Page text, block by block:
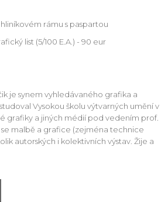
rámu s paspartou
list (5/100 E.A.) - 90 eur
je synem vyhledávaného grafika a
Vysokou školu výtvarných umění v
grafiky a jiných médií pod vedením prof.
se malbě a grafice (zejména technice
autorských i kolektivních výstav. Žije a